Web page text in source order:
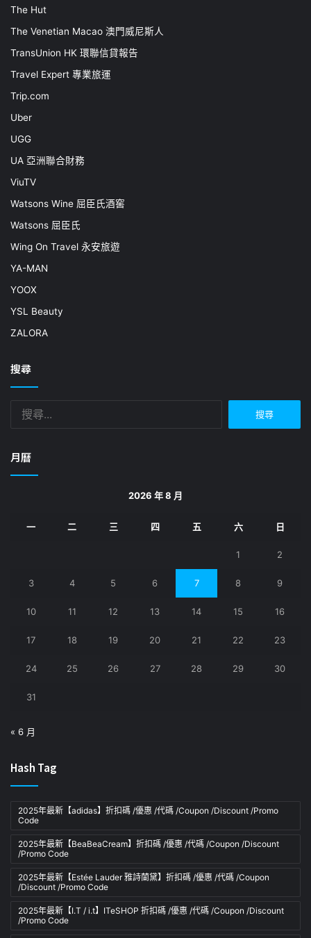
The Hut
The Venetian Macao 澳門威尼斯人
TransUnion HK 環聯信貸報告
Travel Expert 專業旅運
Trip.com
Uber
UGG
UA 亞洲聯合財務
ViuTV
Watsons Wine 屈臣氏酒窖
Watsons 屈臣氏
Wing On Travel 永安旅遊
YA-MAN
YOOX
YSL Beauty
ZALORA
搜尋
月曆
2026 年 8 月
一 二 三 四 五 六 日
1 2
3 4 5 6 7 8 9
10 11 12 13 14 15 16
17 18 19 20 21 22 23
24 25 26 27 28 29 30
31
« 6 月
Hash Tag
2025年最新【adidas】折扣碼 /優惠 /代碼 /Coupon /Discount /Promo
Code
2025年最新【BeaBeaCream】折扣碼 /優惠 /代碼 /Coupon /Discount
/Promo Code
2025年最新【Estée Lauder 雅詩蘭黛】折扣碼 /優惠 /代碼 /Coupon
/Discount /Promo Code
2025年最新【I.T / i.t】ITeSHOP 折扣碼 /優惠 /代碼 /Coupon /Discount
/Promo Code